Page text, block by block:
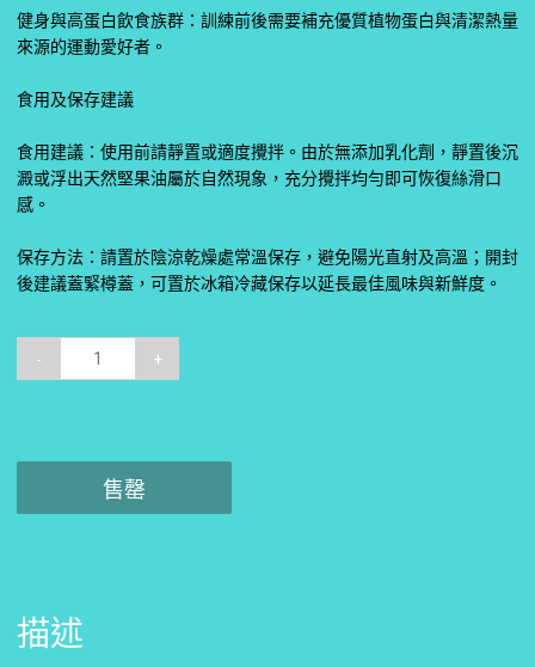
健身與高蛋白飲食族群：訓練前後需要補充優質植物蛋白與清潔熱量
來源的運動愛好者。
食用及保存建議
食用建議：使用前請靜置或適度攪拌。由於無添加乳化劑，靜置後沉
澱或浮出天然堅果油屬於自然現象，充分攪拌均勻即可恢復絲滑口
感。
保存方法：請置於陰涼乾燥處常溫保存，避免陽光直射及高溫；開封
後建議蓋緊樽蓋，可置於冰箱冷藏保存以延長最佳風味與新鮮度。
- +
售罄
描述